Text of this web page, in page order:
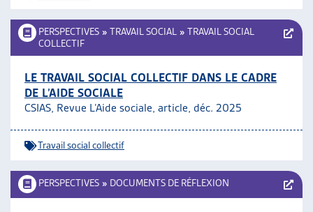
PERSPECTIVES » TRAVAIL SOCIAL » TRAVAIL SOCIAL
COLLECTIF
LE TRAVAIL SOCIAL COLLECTIF DANS LE CADRE
DE L’AIDE SOCIALE
CSIAS, Revue L’Aide sociale, article, déc. 2025
Travail social collectif
PERSPECTIVES » DOCUMENTS DE RÉFLEXION